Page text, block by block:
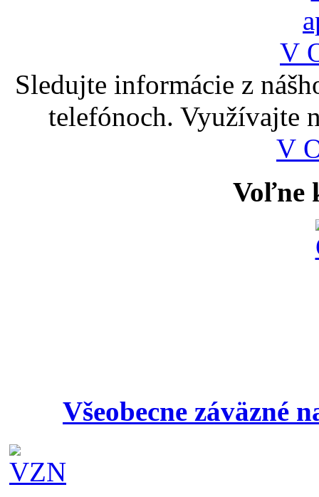
Sledujte informácie z
telefónoch. Využívajte
V
Voľne
Všeobecne záväzné